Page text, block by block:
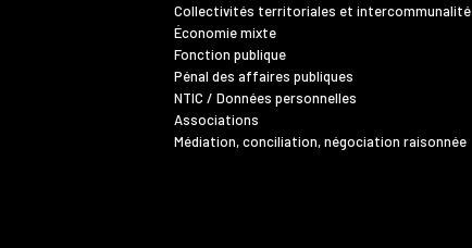
Collectivités territoriales et intercommunalité
Économie mixte
Fonction publique
Pénal des affaires publiques
NTIC / Données personnelles
Associations
Médiation, conciliation, négociation raisonnée